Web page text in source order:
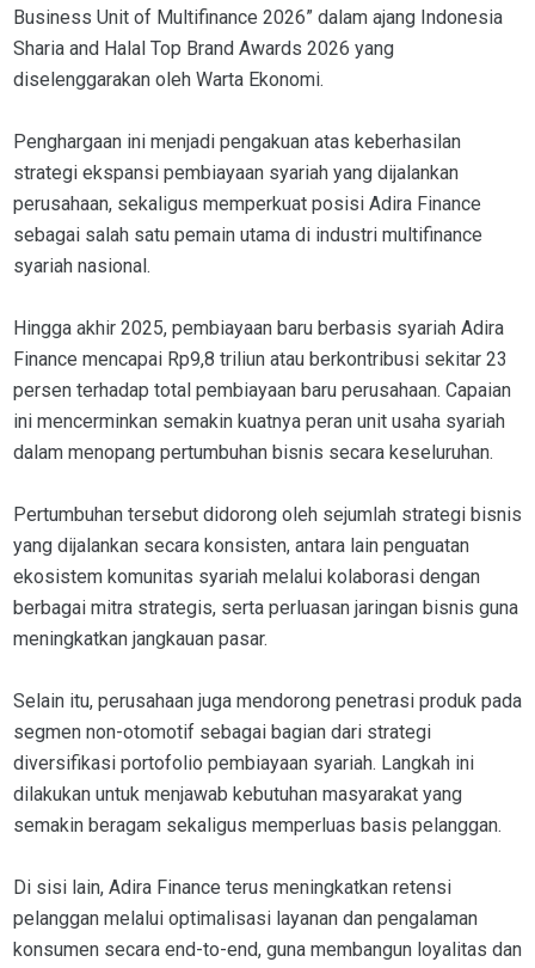
Business Unit of Multifinance 2026” dalam ajang Indonesia
Sharia and Halal Top Brand Awards 2026 yang
diselenggarakan oleh Warta Ekonomi.
Penghargaan ini menjadi pengakuan atas keberhasilan
strategi ekspansi pembiayaan syariah yang dijalankan
perusahaan, sekaligus memperkuat posisi Adira Finance
sebagai salah satu pemain utama di industri multifinance
syariah nasional.
Hingga akhir 2025, pembiayaan baru berbasis syariah Adira
Finance mencapai Rp9,8 triliun atau berkontribusi sekitar 23
persen terhadap total pembiayaan baru perusahaan. Capaian
ini mencerminkan semakin kuatnya peran unit usaha syariah
dalam menopang pertumbuhan bisnis secara keseluruhan.
Pertumbuhan tersebut didorong oleh sejumlah strategi bisnis
yang dijalankan secara konsisten, antara lain penguatan
ekosistem komunitas syariah melalui kolaborasi dengan
berbagai mitra strategis, serta perluasan jaringan bisnis guna
meningkatkan jangkauan pasar.
Selain itu, perusahaan juga mendorong penetrasi produk pada
segmen non-otomotif sebagai bagian dari strategi
diversifikasi portofolio pembiayaan syariah. Langkah ini
dilakukan untuk menjawab kebutuhan masyarakat yang
semakin beragam sekaligus memperluas basis pelanggan.
Di sisi lain, Adira Finance terus meningkatkan retensi
pelanggan melalui optimalisasi layanan dan pengalaman
konsumen secara end-to-end, guna membangun loyalitas dan